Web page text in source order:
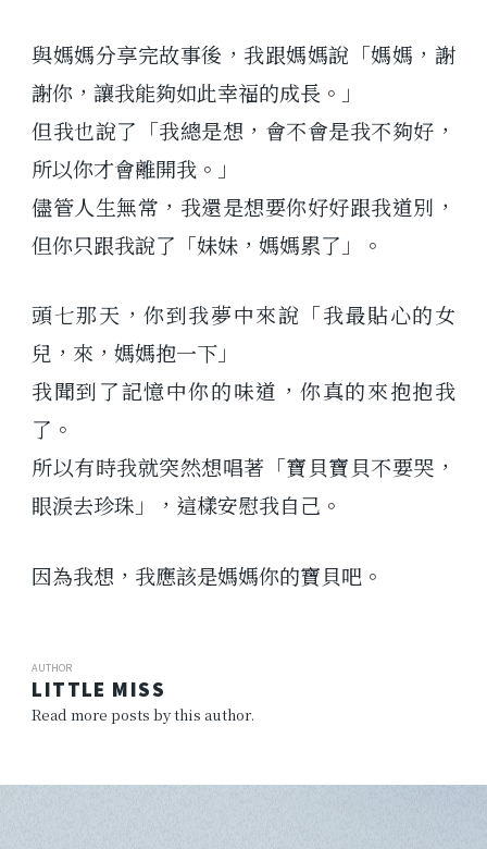
與媽媽分享完故事後，我跟媽媽說「媽媽，謝
謝你，讓我能夠如此幸福的成長。」
但我也說了「我總是想，會不會是我不夠好，
所以你才會離開我。」
儘管人生無常，我還是想要你好好跟我道別，
但你只跟我說了「妹妹，媽媽累了」。
頭七那天，你到我夢中來說「我最貼心的女
兒，來，媽媽抱一下」
我聞到了記憶中你的味道，你真的來抱抱我
了。
所以有時我就突然想唱著「寶貝寶貝不要哭，
眼淚去珍珠」，這樣安慰我自己。
因為我想，我應該是媽媽你的寶貝吧。
AUTHOR
LITTLE MISS
Read more posts by this author.